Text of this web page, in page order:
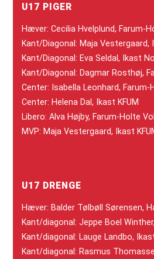
U17 PIGER
Hæver: Cecilia Hvelplund, Farum-
Kant/Diagonal: Maja Vestergaard,
Kant/Diagonal: Eva Seldal, Ikast
Kant/Diagonal: Dagmar Rosthøj,
Center: Isabella Leonhard, Farum-
Center: Helena Dal, Ikast KFUM
Libero: Alva Højby, Farum-Holte
MVP: Maja Vestergaard, Ikast
U17 DRENGE
Hæver: Balder Tølbøll Sørensen,
Kant/diagonal: Jeppe Boel
Kant/diagonal: Lauge Landbo,
Kant/diagonal: Rasmus